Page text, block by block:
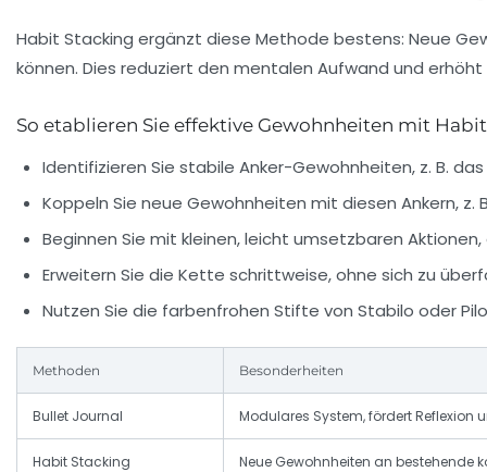
Habit Stacking ergänzt diese Methode bestens: Neue
können. Dies reduziert den mentalen Aufwand und
So etablieren Sie effektive Gewohnheiten mit
Identifizieren Sie stabile Anker-Gewohnheiten, z. B.
Koppeln Sie neue Gewohnheiten mit diesen Ankern,
Beginnen Sie mit kleinen, leicht umsetzbaren
Erweitern Sie die Kette schrittweise, ohne sich zu
Nutzen Sie die farbenfrohen Stifte von Stabilo oder
Methoden Besonderheiten
Bullet Journal Modulares System, fördert Reflexion
Habit Stacking Neue Gewohnheiten an bestehende